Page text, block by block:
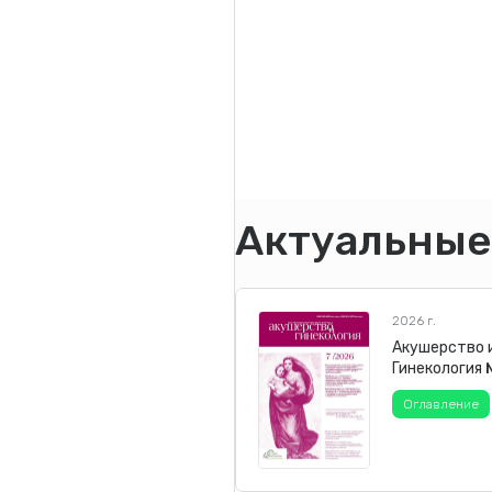
2026 г.
Акушерство
Гинекология
Оглавление